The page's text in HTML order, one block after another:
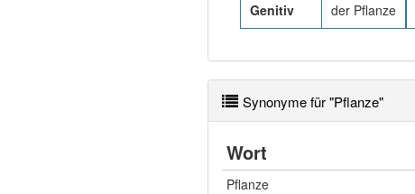
Genitiv der Pflanze
Synonyme für "Pflanze"
Wort
Pflanze